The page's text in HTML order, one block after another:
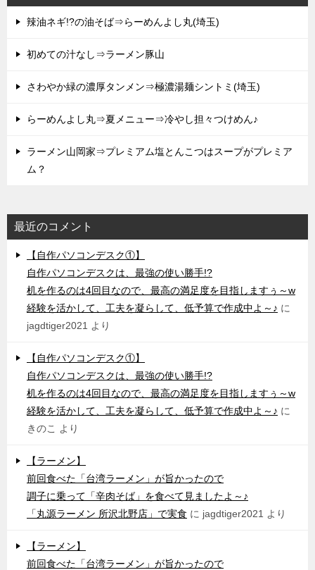
辣油ネギ!?の油そば⇒らーめんよし丸(埼玉)
初めての汁なし⇒ラーメン豚山
さわやか緑の濃厚タンメン⇒極濃湯麺シントミ(埼玉)
らーめんよし丸⇒夏メニュー⇒冷やし担々つけめん♪
ラーメン山岡家⇒プレミアム塩とんこつはスープがプレミア
ム？
最近のコメント
【自作パソコンデスク①】
自作パソコンデスクは、最強の使い勝手!?
机を作るのは4回目なので、最高の満足度を目指しますぅ～w
経験を活かして、工夫を凝らして、低予算で作成中よ～♪ に
jagdtiger2021 より
【自作パソコンデスク①】
自作パソコンデスクは、最強の使い勝手!?
机を作るのは4回目なので、最高の満足度を目指しますぅ～w
経験を活かして、工夫を凝らして、低予算で作成中よ～♪ に
きのこ
より
【ラーメン】
前回食べた「台湾ラーメン」が旨かったので
調子に乗って「辛肉そば」を食べて見ましたよ～♪
「丸源ラーメン 所沢北野店」で実食 に jagdtiger2021 より
【ラーメン】
前回食べた「台湾ラーメン」が旨かったので